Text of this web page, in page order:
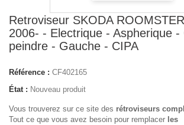
Retroviseur SKODA
2006- - Electrique - Aspherique -
peindre - Gauche - CIPA
Référence : CF402165
État : Nouveau produit
Vous trouverez sur ce site des rétroviseurs
Tout ce que vous avez besoin pour remplacer les